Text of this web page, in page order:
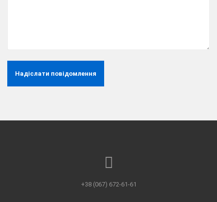
+38 (067) 672-61-61